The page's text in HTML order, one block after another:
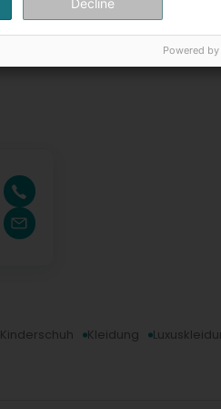
Kinderschuh Kleidung
Decline
Powered by